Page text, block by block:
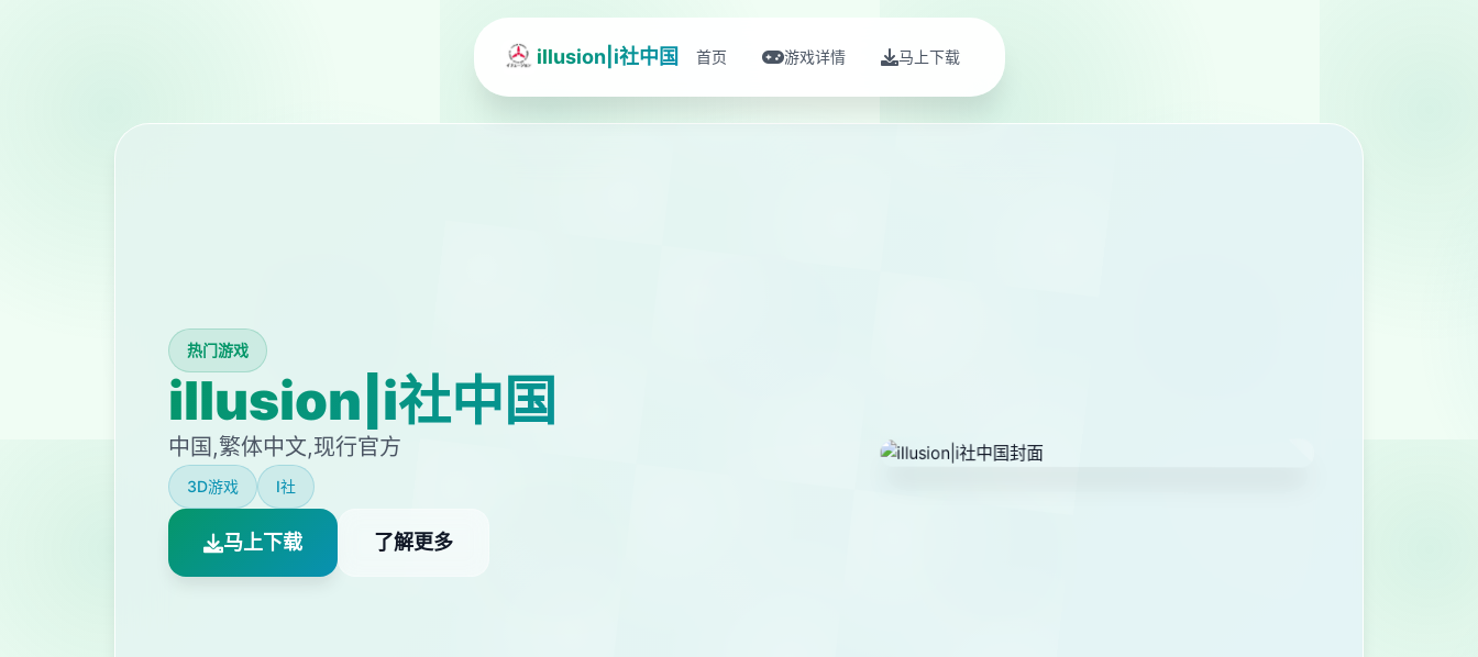
illusion|i社中国 首页 游戏详情 马上下载
热门游戏
illusion|i社中国
中国,繁体中文,现行官方
3D游戏 I社
马上下载 了解更多